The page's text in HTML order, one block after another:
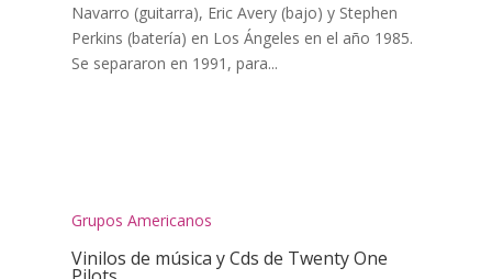
Navarro (guitarra), Eric Avery (bajo) y Stephen
Perkins (batería) en Los Ángeles en el año 1985.
Se separaron en 1991, para...
Grupos Americanos
Vinilos de música y Cds de Twenty One